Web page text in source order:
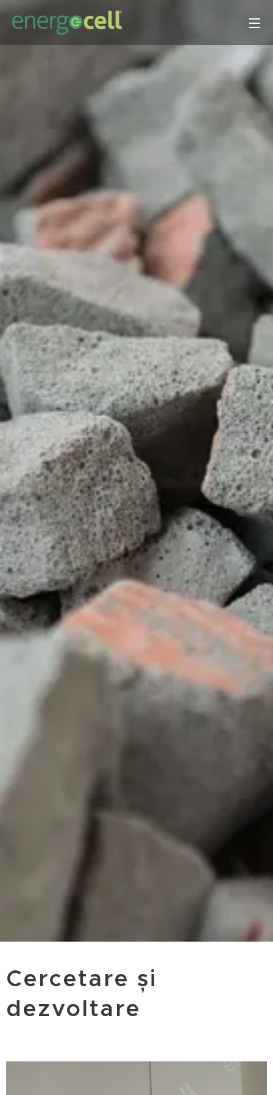
Cercetare și
dezvoltare